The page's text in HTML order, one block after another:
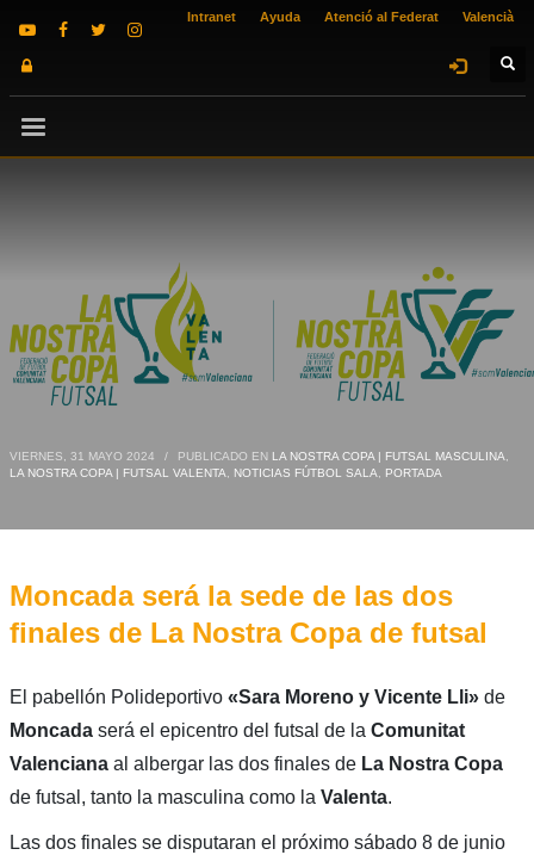
Intranet Ayuda Atenció al Federat Valencià
VIERNES, 31 MAYO 2024 / PUBLICADO EN LA NOSTRA COPA | FUTSAL MASCULINA
LA NOSTRA COPA | FUTSAL VALENTA
NOTICIAS FÚTBOL SALA PORTADA
Moncada será la sede de las dos
finales de La Nostra Copa de futsal
El pabellón Polideportivo «Sara Moreno y Vicente Lli» de
Moncadaserá el epicentro del futsal de la Comunitat
Valencianaal albergar las dos finales de La Nostra Copa
de futsal, tanto la masculina como la Valenta.
Las dos finales se disputaran el próximo sábado 8 de junio